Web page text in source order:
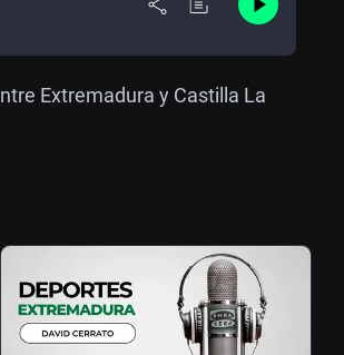
Extremadura y Castilla La